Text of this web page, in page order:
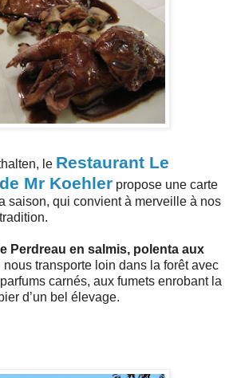
le Restaurant Le
Mr Koehler propose une carte
saison, qui convient à merveille à nos
le Perdreau en salmis, polenta aux
nous transporte loin dans la forêt avec
carnés, aux fumets enrobant la
d’un bel élevage.